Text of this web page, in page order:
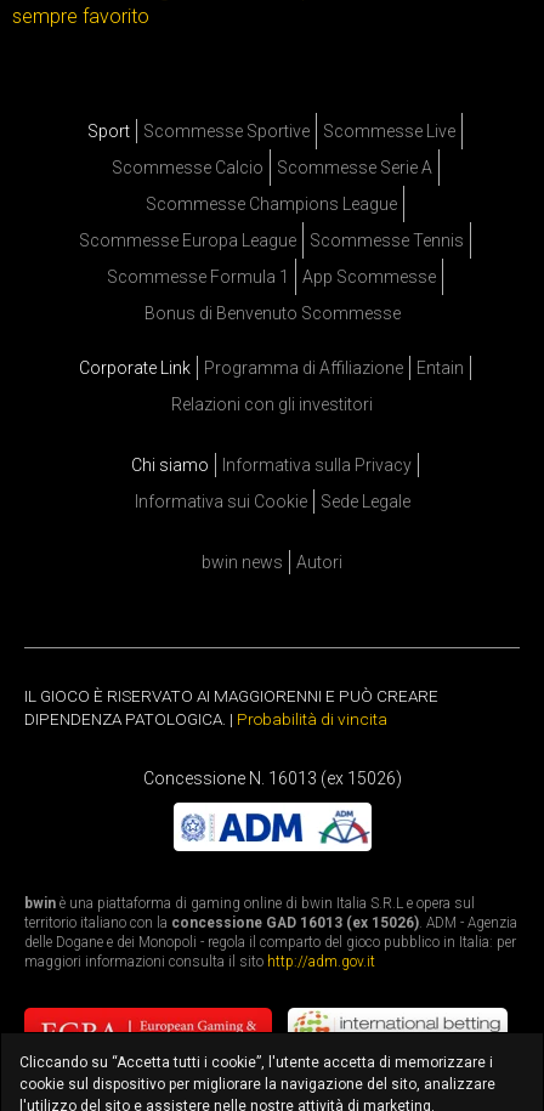
sempre favorito
Sport Scommesse Sportive
Scommesse Live
Scommesse Calcio
Scommesse Serie A
Scommesse Champions League
Scommesse Europa League
Scommesse Tennis
Scommesse Formula 1
App Scommesse
Bonus di Benvenuto Scommesse
Corporate Link Programma di Affiliazione
Entain
Relazioni con gli investitori
Chi siamo
Informativa sulla Privacy
Informativa sui Cookie
Sede Legale
bwin news Autori
IL GIOCO È RISERVATO AI MAGGIORENNI E PUÒ CREARE
DIPENDENZA PATOLOGICA. | Probabilità di vincita
Concessione N. 16013 (ex 15026)
bwin è una piattaforma di gaming online di bwin Italia S.R.L e opera sul
territorio italiano con la concessione GAD 16013 (ex 15026). ADM - Agenzia
delle Dogane e dei Monopoli - regola il comparto del gioco pubblico in Italia: per
maggiori informazioni consulta il sito http://adm.gov.it
Cliccando su “Accetta tutti i cookie”, l'utente accetta di memorizzare i
cookie sul dispositivo per migliorare la navigazione del sito, analizzare
l'utilizzo del sito e assistere nelle nostre attività di marketing.